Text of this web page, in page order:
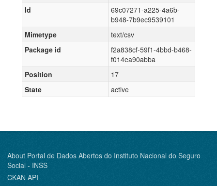
Id
69c07271-a225-4a6b-
b948-7b9ec9539101
Mimetype
text/csv
Package id
f2a838cf-59f1-4bbd-b468-
f014ea90abba
Position
17
State
active
About Portal de Dados Abertos do Instituto Nacional do Seguro
Social - INSS
CKAN API